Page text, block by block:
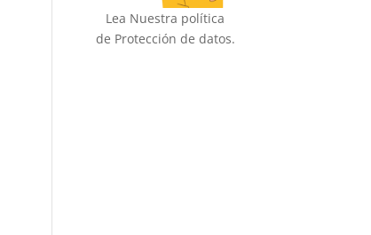
Lea Nuestra política
de Protección de datos.